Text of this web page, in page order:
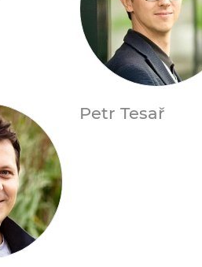
Petr Tesař